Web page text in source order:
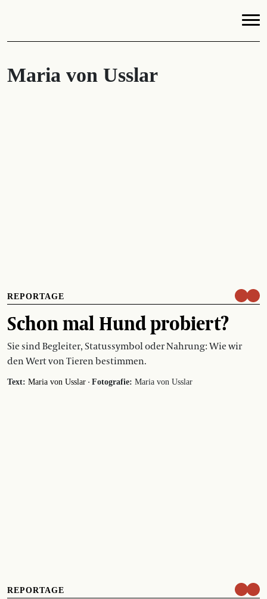
Maria von Usslar
REPORTAGE
Schon mal Hund probiert?
Sie sind Begleiter, Statussymbol oder Nahrung: Wie wir
den Wert von Tieren bestimmen.
Text: Maria von Usslar · Fotografie: Maria von Usslar
REPORTAGE